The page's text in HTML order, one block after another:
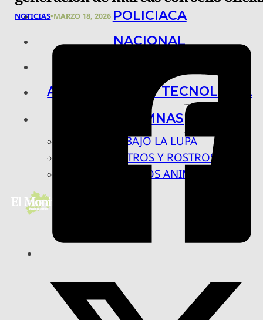
POLICIACA
NACIONAL
ARTE, CIENCIA Y TECNOLOGÍA
COLUMNAS
BAJO LA LUPA
RASTROS Y ROSTROS
VÍNCULOS ANIMALES
NOTICIAS•MARZO 18, 2026